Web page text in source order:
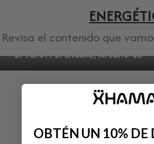
Revisa el contenido que
El Tarot: El Diablo, Arcano 15
OBTÉN UN 10% DE